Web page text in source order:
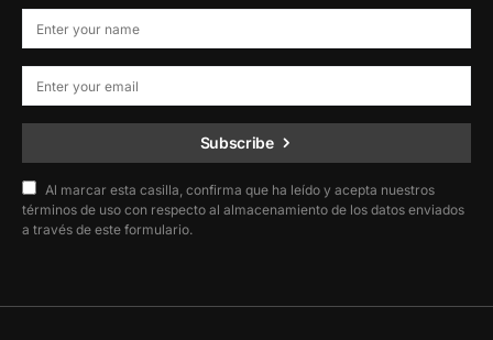
Subscribe
Al marcar esta casilla, confirma que ha leído y acepta nuestros
términos de uso con respecto al almacenamiento de los datos enviados
a través de este formulario.